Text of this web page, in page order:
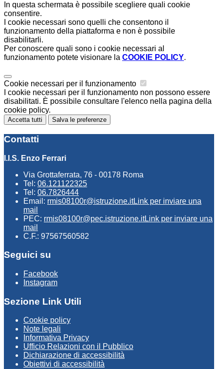
In questa schermata è possibile scegliere quali cookie
consentire.
I cookie necessari sono quelli che consentono il
funzionamento della piattaforma e non è possibile
disabilitarli.
Per conoscere quali sono i cookie necessari al
funzionamento potete visionare la COOKIE POLICY.
Cookie necessari per il funzionamento
I cookie necessari per il funzionamento non possono essere
disabilitati. È possibile consultare l'elenco nella pagina della
cookie policy.
Accetta tutti Salva le preferenze
Contatti
I.I.S. Enzo Ferrari
Via Grottaferrata, 76 - 00178 Roma
Tel: 06.121122325
Tel: 06.7826444
Email: rmis08100r@istruzione.itLink per inviare una
mail
PEC: rmis08100r@pec.istruzione.itLink per inviare una
mail
C.F.: 97567560582
Seguici su
Facebook
Instagram
Sezione Link Utili
Cookie policy
Note legali
Informativa Privacy
Ufficio Relazioni con il Pubblico
Dichiarazione di accessibilità
Obiettivi di accessibilità